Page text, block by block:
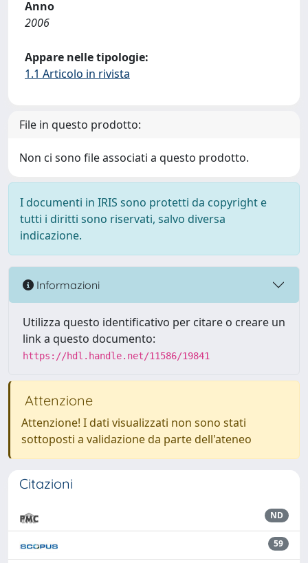
Anno
2006
Appare nelle tipologie:
1.1 Articolo in rivista
File in questo prodotto:
Non ci sono file associati a questo prodotto.
I documenti in IRIS sono protetti da copyright e
tutti i diritti sono riservati, salvo diversa
indicazione.
Informazioni
Utilizza questo identificativo per citare o creare un
link a questo documento:
https://hdl.handle.net/11586/19841
Attenzione
Attenzione! I dati visualizzati non sono stati
sottoposti a validazione da parte dell'ateneo
Citazioni
ND
59